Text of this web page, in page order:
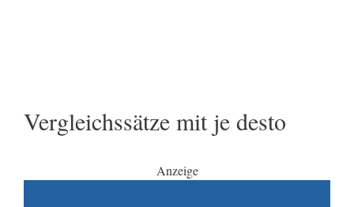
Vergleichssätze mit je desto
Anzeige